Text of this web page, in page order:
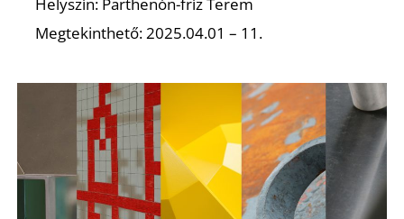
Megtekinthető: 2025.04.01 – 11.